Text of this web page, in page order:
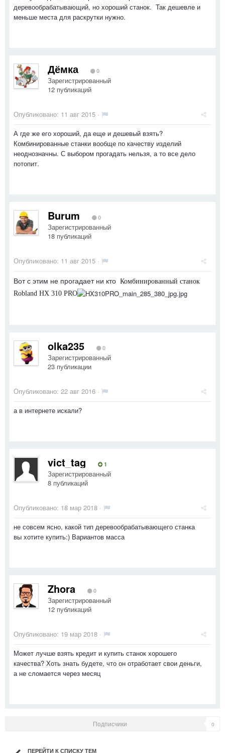
деревообрабатывающий, но хороший станок. Так дешевле и
меньше места для раскрутки нужно.
Дёмка 0
Зарегистрированный
12 публикаций
Опубликовано: 11 авг 2015 ·
А где же его хороший, да еще и дешевый взять?
Комбинированные станки вообще по качеству изделий
неоднозначны. С выбором прогадать нельзя, а то все дело
потопит.
Burum 0
Зарегистрированный
18 публикаций
Опубликовано: 11 авг 2015 ·
Вот с этим не прогадает ни кто Комбинированный станок
Robland HX 310 PRO
olka235 0
Зарегистрированный
23 публикации
Опубликовано: 22 авг 2016 ·
а в интернете искали?
vict_tag 1
Зарегистрированный
8 публикаций
Опубликовано: 18 мар 2018 ·
не совсем ясно, какой тип деревообрабатывающего станка
вы хотите купить:) Вариантов масса
Zhora 0
Зарегистрированный
12 публикаций
Опубликовано: 19 мар 2018 ·
Может лучше взять кредит и купить станок хорошего
качества? Хоть знать будете, что он отработает свои деньги,
а не сломается через месяц
Подписчики 0
ПЕРЕЙТИ К СПИСКУ ТЕМ